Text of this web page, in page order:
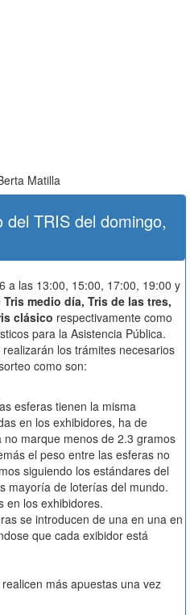
Matilla
TRIS del domingo,
a las 13:00, 15:00, 17:00, 19:00 y
Tris medio día, Tris de las tres,
clásico respectivamente como
para la Asistencia Pública.
realizarán los trámites necesarios
como son:
esferas tienen la misma
en los exhibidores, ha de
marque menos de 2.3 gramos
el peso entre las esferas no
siguiendo los estándares del
mayoría de loterías del mundo.
en los exhibidores.
se introducen de una en una en
que cada exibidor está
más apuestas una vez